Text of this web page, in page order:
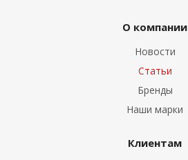
О компании
Новости
Статьи
Бренды
Наши марки
Клиентам